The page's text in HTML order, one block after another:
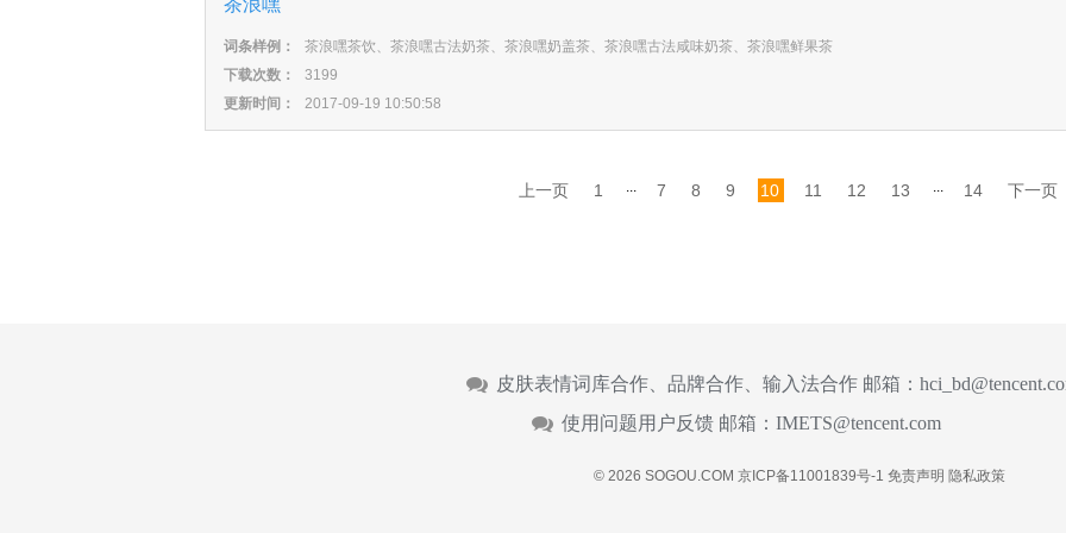
茶浪嘿
词条样例：
茶浪嘿茶饮、茶浪嘿古法奶茶、茶浪嘿奶盖茶、茶浪嘿古法咸味奶茶、茶浪嘿鲜果茶
下载次数：
3199
更新时间：
2017-09-19 10:50:58
上一页 1 ... 7 8 9 10 11 12 13 ... 14 下一页
皮肤表情词库合作、品牌合作、输入法合作 邮箱：
使用问题用户反馈 邮箱： IMETS@tencent.com
© 2026 SOGOU.COM 京ICP备11001839号-1 免责声明 隐私政策